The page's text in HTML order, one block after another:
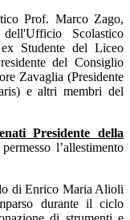
Prof. Marco Zago,
Scolastico
Studente del Liceo
del Consiglio
Zavaglia (Presidente
e altri membri del
Presidente della
l’allestimento
di Enrico Maria Alioli
durante il ciclo